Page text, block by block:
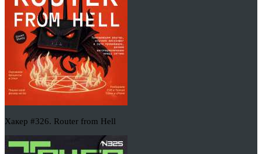
Хакер #326. Router from Hell